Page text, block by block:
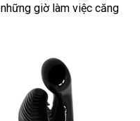
hàng
những giờ làm việc căng